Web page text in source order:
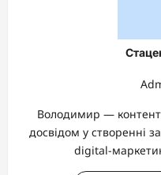
Володимир —
досвідом у створенні
digital-